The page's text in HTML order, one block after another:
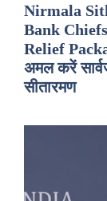
Nirmala
Bank
Relief
अमल करें
सीतारमण